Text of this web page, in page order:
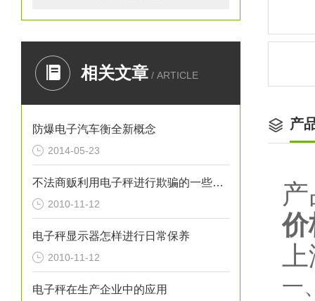
相关文章 / ARTICLE
防爆电子汽车衡全新概念
2014-05-23
不法商贩利用电子秤进行欺骗的一些常见方法
2010-11-12
电子秤显示器怎样进行日常保养
2010-11-12
电子秤在生产企业中的应用
产
价
一